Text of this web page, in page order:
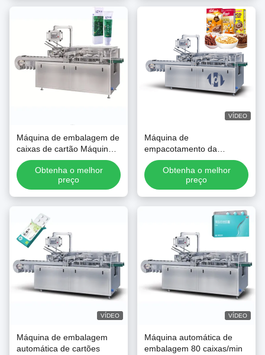
Máquina de embalagem de
caixas de cartão Máquina
de embalagem automática
horizontal Máquina de
embalagem
Obtenha o melhor
preço
VÍDEO
Máquina de
empacotamento da
embalagem da caixa da
caixa da máquina do pó do
tecido do papel da
Obtenha o melhor
preço
VÍDEO
Máquina de embalagem
automática de cartões
VÍDEO
Máquina automática de
embalagem 80 caixas/min